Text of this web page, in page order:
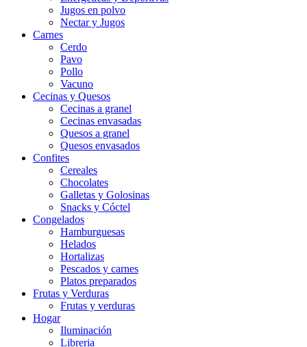
Jugos en polvo
Nectar y Jugos
Carnes
Cerdo
Pavo
Pollo
Vacuno
Cecinas y Quesos
Cecinas a granel
Cecinas envasadas
Quesos a granel
Quesos envasados
Confites
Cereales
Chocolates
Galletas y Golosinas
Snacks y Cóctel
Congelados
Hamburguesas
Helados
Hortalizas
Pescados y carnes
Platos preparados
Frutas y Verduras
Frutas y verduras
Hogar
Iluminación
Libreria